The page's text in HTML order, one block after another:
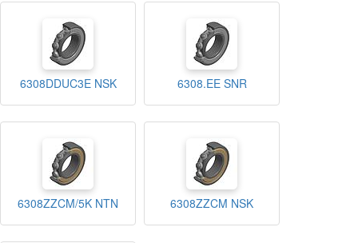
6308DDUC3E NSK 6308.EE SNR
6308ZZCM/5K NTN 6308ZZCM NSK